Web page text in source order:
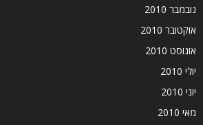
נובמבר 2010
אוקטובר 2010
אוגוסט 2010
יולי 2010
יוני 2010
מאי 2010